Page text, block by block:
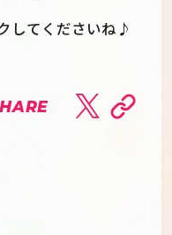
してくださいね♪